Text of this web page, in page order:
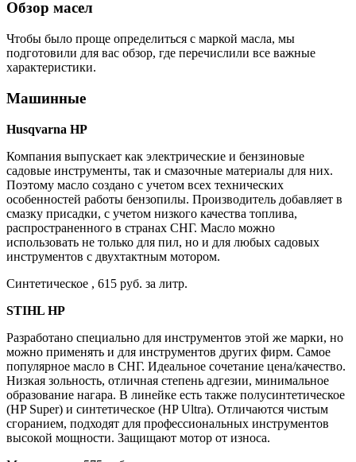
Обзор масел
Чтобы было проще определиться с маркой масла, мы
подготовили для вас обзор, где перечислили все важные
характеристики.
Машинные
Husqvarna HP
Компания выпускает как электрические и бензиновые
садовые инструменты, так и смазочные материалы для них.
Поэтому масло создано с учетом всех технических
особенностей работы бензопилы. Производитель добавляет в
смазку присадки, с учетом низкого качества топлива,
распространенного в странах СНГ. Масло можно
использовать не только для пил, но и для любых садовых
инструментов с двухтактным мотором.
Синтетическое , 615 руб. за литр.
STIHL HP
Разработано специально для инструментов этой же марки, но
можно применять и для инструментов других фирм. Самое
популярное масло в СНГ. Идеальное сочетание цена/качество.
Низкая зольность, отличная степень адгезии, минимальное
образование нагара. В линейке есть также полусинтетическое
(HP Super) и синтетическое (HP Ultra). Отличаются чистым
сгоранием, подходят для профессиональных инструментов
высокой мощности. Защищают мотор от износа.